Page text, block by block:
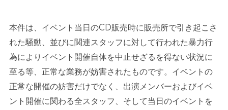
本件は、イベント当日のCD販売時に販売所で引き起こさ
れた騒動、並びに関連スタッフに対して行われた暴力行
為によりイベント開催自体を中止せざるを得ない状況に
至る等、正常な業務が妨害されたものです。イベントの
正常な開催の妨害だけでなく、出演メンバーおよびイベ
ント開催に関わる全スタッフ、そして当日のイベントを